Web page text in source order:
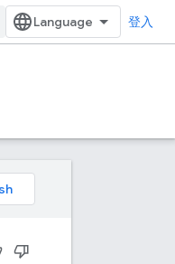
登入